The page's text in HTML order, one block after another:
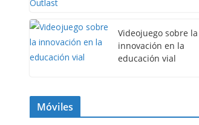
Videojuego sobre la
innovación en la
educación vial
Móviles